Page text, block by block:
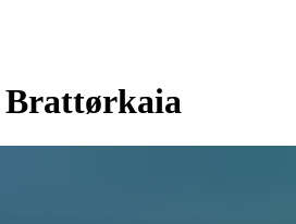
Brattørkaia